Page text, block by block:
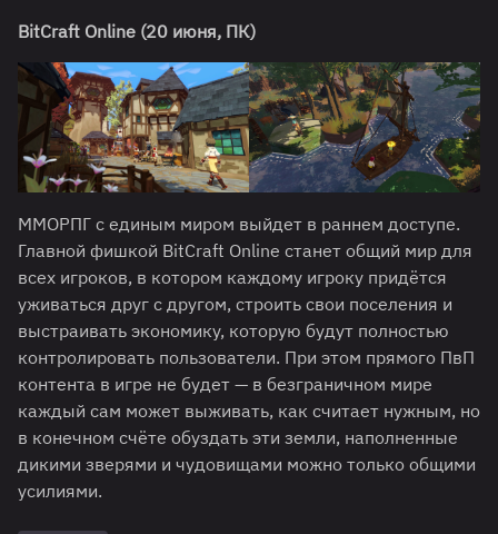
BitCraft Online (20 июня, ПК)
ММОРПГ с единым миром выйдет в раннем доступе.
Главной фишкой BitCraft Online станет общий мир для
всех игроков, в котором каждому игроку придётся
уживаться друг с другом, строить свои поселения и
выстраивать экономику, которую будут полностью
контролировать пользователи. При этом прямого ПвП
контента в игре не будет — в безграничном мире
каждый сам может выживать, как считает нужным, но
в конечном счёте обуздать эти земли, наполненные
дикими зверями и чудовищами можно только общими
усилиями.